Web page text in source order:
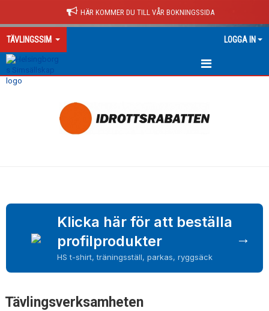
HÄR KOMMER DU TILL VÅR BOKNINGSSIDA
TÄVLINGSSIM LOGGA IN
HEM
Klicka här för att beställa
profilprodukter
HS t-shirt, träningsställ, parkas, ryggsäck
→
Tävlingsverksamheten